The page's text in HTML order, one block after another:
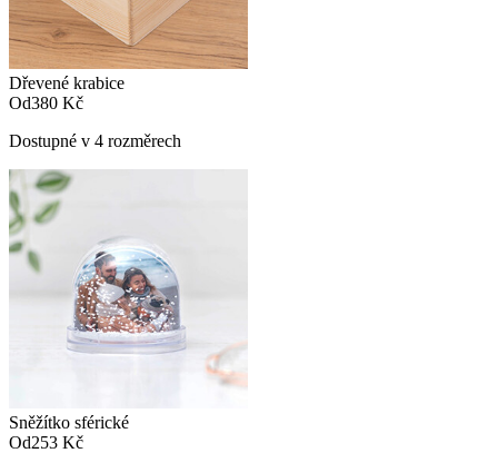
Dřevené krabice
Od380 Kč
Dostupné v 4 rozměrech
Sněžítko sférické
Od253 Kč